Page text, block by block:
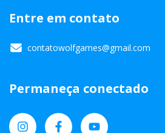
Entre em contato
contatowolfgames@gmail.com
Permaneça conectado